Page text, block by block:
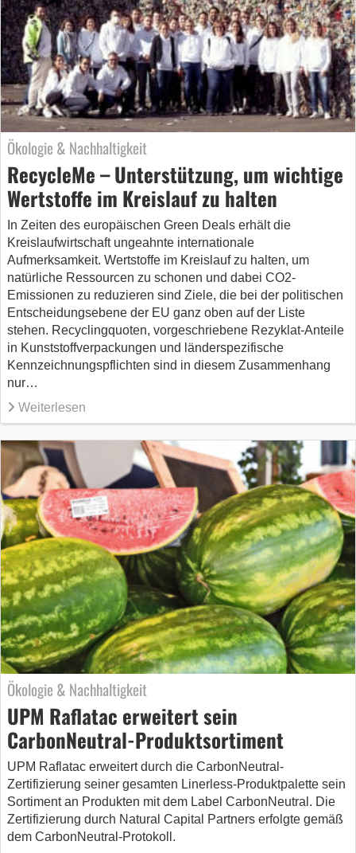
Ökologie & Nachhaltigkeit
RecycleMe – Unterstützung, um wichtige
Wertstoffe im Kreislauf zu halten
In Zeiten des europäischen Green Deals erhält die
Kreislaufwirtschaft ungeahnte internationale
Aufmerksamkeit. Wertstoffe im Kreislauf zu halten, um
natürliche Ressourcen zu schonen und dabei CO2-
Emissionen zu reduzieren sind Ziele, die bei der politischen
Entscheidungsebene der EU ganz oben auf der Liste
stehen. Recyclingquoten, vorgeschriebene Rezyklat-Anteile
in Kunststoffverpackungen und länderspezifische
Kennzeichnungspflichten sind in diesem Zusammenhang
nur…
Weiterlesen
Ökologie & Nachhaltigkeit
UPM Raflatac erweitert sein
CarbonNeutral-Produktsortiment
UPM Raflatac erweitert durch die CarbonNeutral-
Zertifizierung seiner gesamten Linerless-Produktpalette sein
Sortiment an Produkten mit dem Label CarbonNeutral. Die
Zertifizierung durch Natural Capital Partners erfolgte gemäß
dem CarbonNeutral-Protokoll.